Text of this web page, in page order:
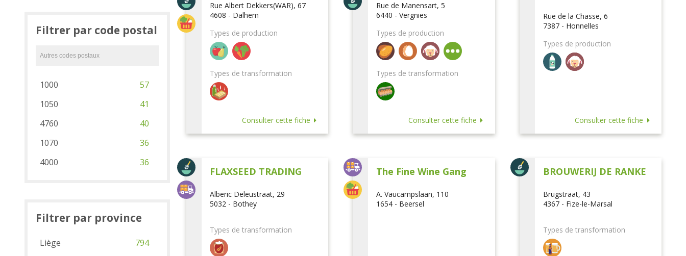
Rue Albert Dekkers(WAR), 67
4608 - Dalhem
Types de production
Types de transformation
Consulter cette fiche
Rue de Manensart, 5
6440 - Vergnies
Types de production
Types de transformation
Consulter cette fiche
Rue de la Chasse, 6
7387 - Honnelles
Types de production
Consulter cette fiche
FLAXSEED TRADING
Alberic Deleustraat, 29
5032 - Bothey
Types de transformation
The Fine Wine Gang
A. Vaucampslaan, 110
1654 - Beersel
BROUWERIJ DE RANKE
Brugstraat, 43
4367 - Fize-le-Marsal
Types de transformation
Filtrer par code postal
1000
57
1050
41
4760
40
1070
36
4000
36
Filtrer par province
Liège
794